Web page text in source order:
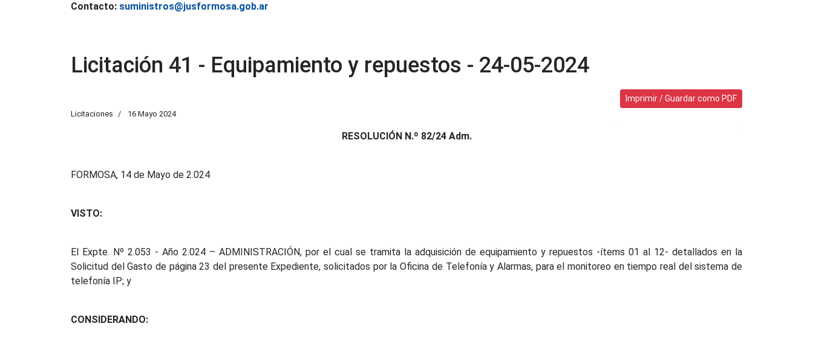
Contacto: suministros@jusformosa.gob.ar
Licitación 41 - Equipamiento y repuestos - 24-05-2024
Imprimir / Guardar como PDF
Licitaciones 16 Mayo 2024
RESOLUCIÓN N.º 82/24 Adm.
FORMOSA, 14 de Mayo de 2.024
VISTO:
El Expte. Nº 2.053 - Año 2.024 – ADMINISTRACIÓN, por el cual se tramita la adquisición de equipamiento y repuestos -ítems 01 al 12- detallados en la
Solicitud del Gasto de página 23 del presente Expediente, solicitados por la Oficina de Telefonía y Alarmas, para el monitoreo en tiempo real del sistema de
telefonía IP; y
CONSIDERANDO: